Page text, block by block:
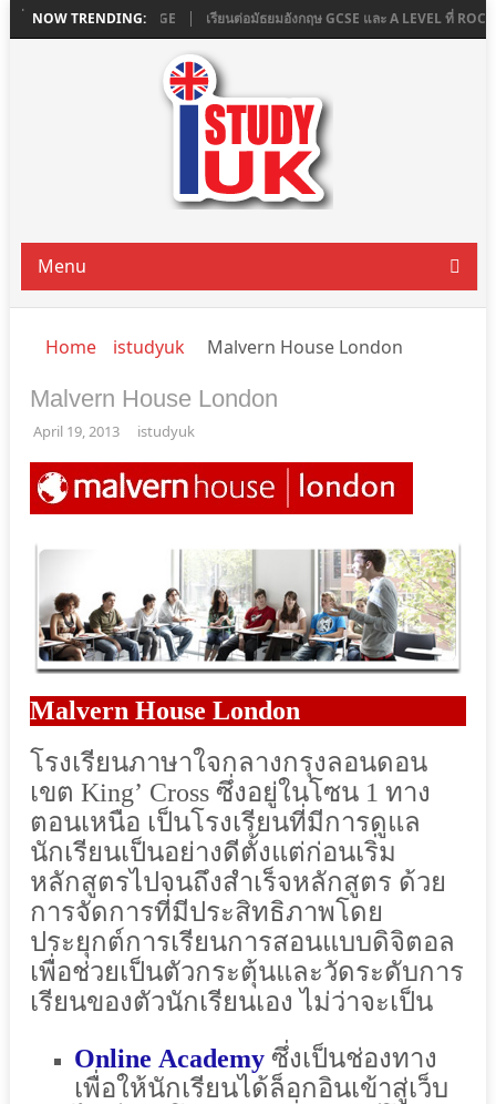
NOW TRENDING:
COLLEGE เรียนต่อมัธยมอังกฤษ GCSE และ A LEVEL ที่
Menu
Home istudyuk Malvern House London
Malvern House London
April 19, 2013 istudyuk
Malvern House London
โรงเรียนภาษาใจกลางกรุงลอนดอน
เขต King’ Cross ซึ่งอยู่ในโซน 1 ทาง
ตอนเหนือ เป็นโรงเรียนที่มีการดูแล
นักเรียนเป็นอย่างดีตั้งแต่ก่อนเริ่ม
หลักสูตรไปจนถึงสำเร็จหลักสูตร ด้วย
การจัดการที่มีประสิทธิภาพโดย
ประยุกต์การเรียนการสอนแบบดิจิตอล
เพื่อช่วยเป็นตัวกระตุ้นและวัดระดับการ
เรียนของตัวนักเรียนเองไม่ว่าจะเป็น
Online Academy ซึ่งเป็นช่องทาง
เพื่อให้นักเรียนได้ล็อกอินเข้าสู่เว็บ